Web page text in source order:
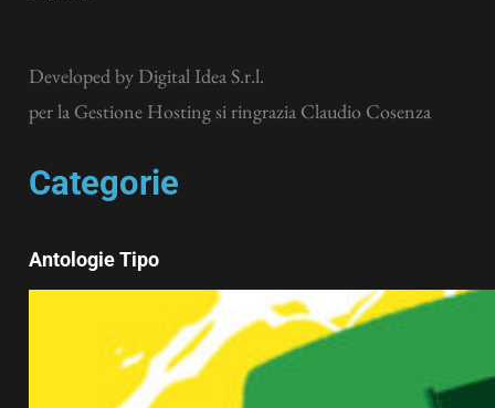
Developed by Digital Idea S.r.l.
per la Gestione Hosting si ringrazia Claudio Cosenza
Categorie
Antologie Tipo